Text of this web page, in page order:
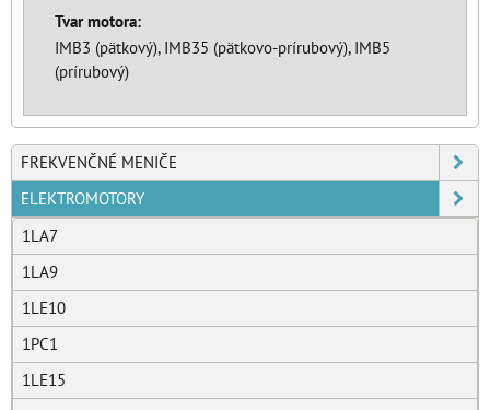
Tvar motora:
IMB3 (pätkový), IMB35 (pätkovo-prírubový), IMB5
(prírubový)
FREKVENČNÉ MENIČE
ELEKTROMOTORY
1LA7
1LA9
1LE10
1PC1
1LE15